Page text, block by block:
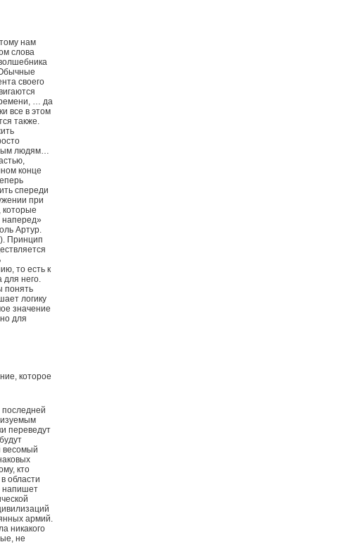
нам
слова
своего
… да
все в этом
также.
людям…
конце
спереди
при
которые
наперед»
Артур.
Принцип
то есть к
для него.
понять
логику
значение
для
которое
переведут
весомый
кто
области
напишет
армий.
никакого
не